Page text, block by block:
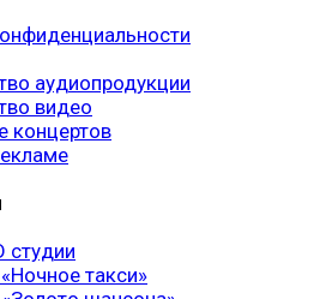
аудиопродукции
видео
концертов
студии
такси»